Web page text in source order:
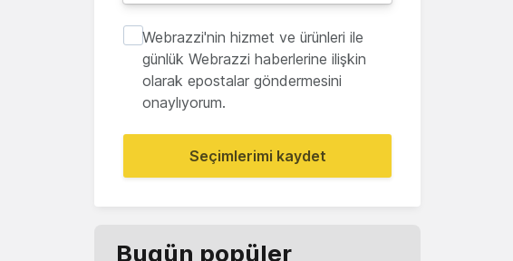
Webrazzi'nin hizmet ve ürünleri ile
günlük Webrazzi haberlerine ilişkin
olarak epostalar göndermesini
onaylıyorum.
Seçimlerimi kaydet
Bugün popüler